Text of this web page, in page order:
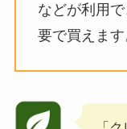
などが利用
要で買えます